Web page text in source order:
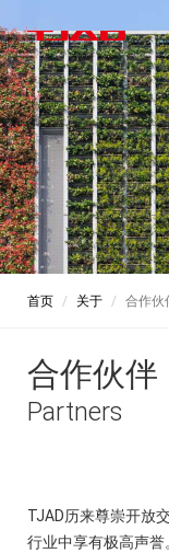
首页 关于 合作伙
合作伙伴
Partners
TJAD历来尊崇开放
行业中享有极高声